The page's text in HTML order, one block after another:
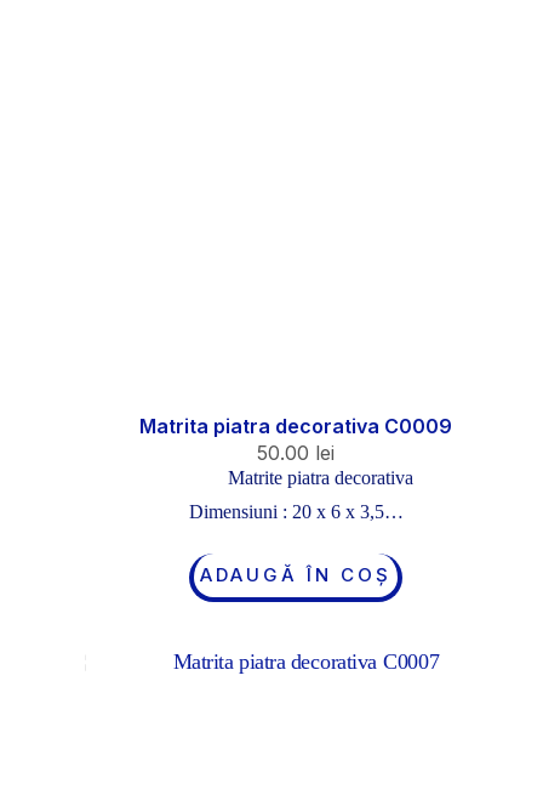
Matrita piatra decorativa C0009
50.00 lei
Matrite piatra decorativa
Dimensiuni : 20 x 6 x 3,5…
ADAUGĂ ÎN COȘ